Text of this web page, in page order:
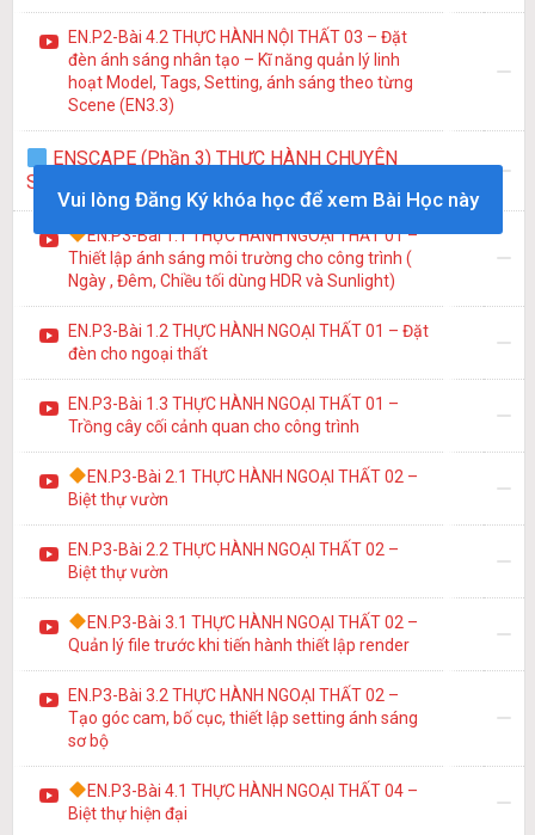
EN.P2-Bài 4.2 THỰC HÀNH NỘI THẤT 03 – Đặt
đèn ánh sáng nhân tạo – Kĩ năng quản lý linh
hoạt Model, Tags, Setting, ánh sáng theo từng
Scene (EN3.3)
ENSCAPE (Phần 3) THỰC HÀNH CHUYÊN
SÂU NGOẠI THẤT
EN.P3-Bài 1.1 THỰC HÀNH NGOẠI THẤT 01 –
Thiết lập ánh sáng môi trường cho công trình (
Ngày , Đêm, Chiều tối dùng HDR và Sunlight)
EN.P3-Bài 1.2 THỰC HÀNH NGOẠI THẤT 01 – Đặt
đèn cho ngoại thất
EN.P3-Bài 1.3 THỰC HÀNH NGOẠI THẤT 01 –
Trồng cây cối cảnh quan cho công trình
EN.P3-Bài 2.1 THỰC HÀNH NGOẠI THẤT 02 –
Biệt thự vườn
EN.P3-Bài 2.2 THỰC HÀNH NGOẠI THẤT 02 –
Biệt thự vườn
EN.P3-Bài 3.1 THỰC HÀNH NGOẠI THẤT 02 –
Quản lý file trước khi tiến hành thiết lập render
EN.P3-Bài 3.2 THỰC HÀNH NGOẠI THẤT 02 –
Tạo góc cam, bố cục, thiết lập setting ánh sáng
sơ bộ
EN.P3-Bài 4.1 THỰC HÀNH NGOẠI THẤT 04 –
Biệt thự hiện đại
Vui lòng Đăng Ký khóa học để xem Bài Học này